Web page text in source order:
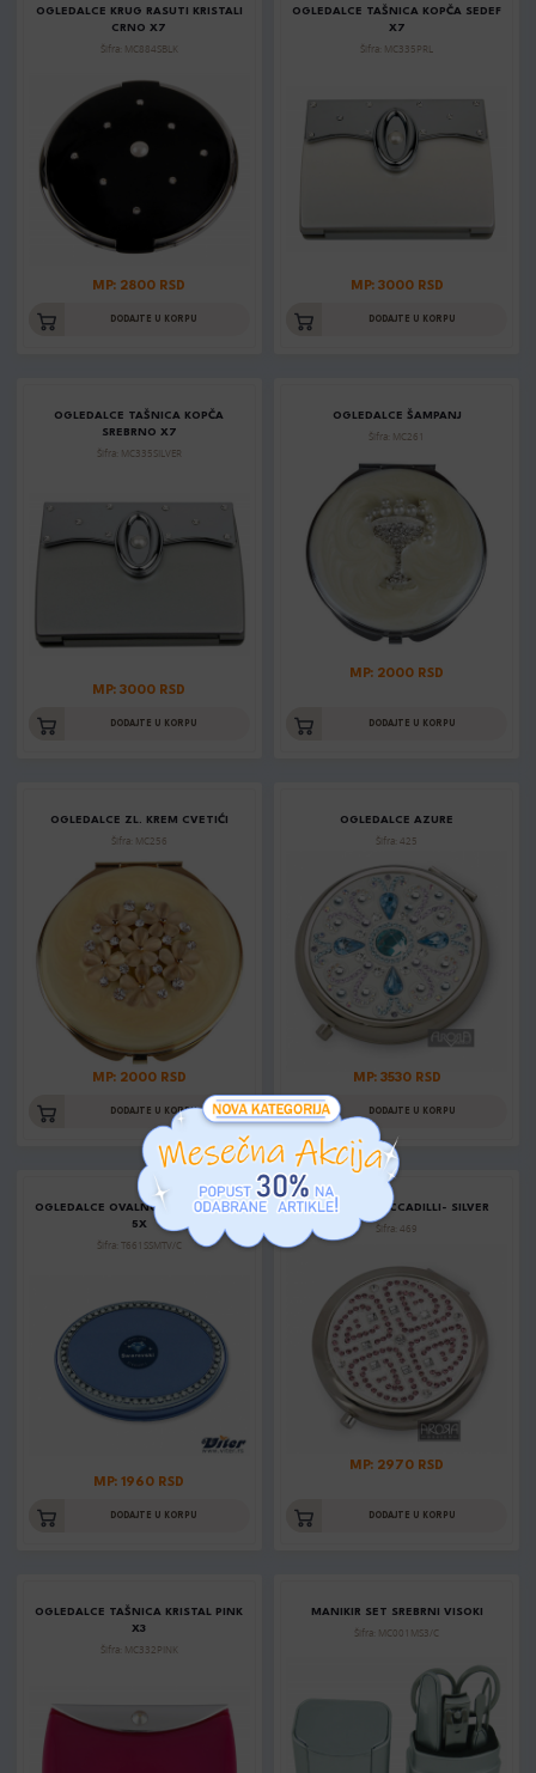
OGLEDALCE KRUG RASUTI KRISTALI
CRNO X7
Šifra: MC884SBLK
MP: 2800 RSD
DODAJTE U KORPU
OGLEDALCE TAŠNICA KOPČA SEDEF
X7
Šifra: MC335PRL
MP: 3000 RSD
DODAJTE U KORPU
OGLEDALCE TAŠNICA KOPČA
SREBRNO X7
Šifra: MC335SILVER
MP: 3000 RSD
DODAJTE U KORPU
OGLEDALCE ŠAMPANJ
Šifra: MC261
MP: 2000 RSD
DODAJTE U KORPU
OGLEDALCE ZL. KREM CVETIĆI
Šifra: MC256
MP: 2000 RSD
DODAJTE U KORPU
OGLEDALCE AZURE
Šifra: 425
MP: 3530 RSD
DODAJTE U KORPU
OGLEDALCE OVALNO KRIST. VENAC
5X
Šifra: T661SSMTV/C
MP: 1960 RSD
DODAJTE U KORPU
OGLEDALCE PICCADILLI- SILVER
Šifra: 469
MP: 2970 RSD
DODAJTE U KORPU
OGLEDALCE TAŠNICA KRISTAL PINK
X3
Šifra: MC332PINK
MANIKIR SET SREBRNI VISOKI
Šifra: MC001MS3/C